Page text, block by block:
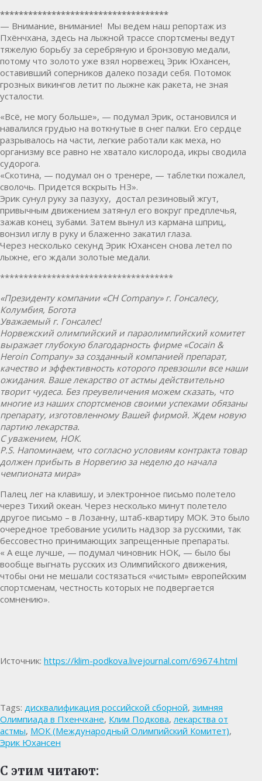
************************************
— Внимание, внимание! Мы ведем наш репортаж из
Пхёнчхана, здесь на лыжной трассе спортсмены ведут
тяжелую борьбу за серебряную и бронзовую медали,
потому что золото уже взял норвежец Эрик Юхансен,
оставивший соперников далеко позади себя. Потомок
грозных викингов летит по лыжне как ракета, не зная
усталости.
«Всё, не могу больше», — подумал Эрик, остановился и
навалился грудью на воткнутые в снег палки. Его сердце
разрывалось на части, легкие работали как меха, но
организму все равно не хватало кислорода, икры сводила
судорога.
«Скотина, — подумал он о тренере, — таблетки пожалел,
сволочь. Придется вскрыть НЗ».
Эрик сунул руку за пазуху, достал резиновый жгут,
привычным движением затянул его вокруг предплечья,
зажав конец зубами. Затем вынул из кармана шприц,
вонзил иглу в руку и блаженно закатил глаза.
Через несколько секунд Эрик Юхансен снова летел по
лыжне, его ждали золотые медали.
*************************************
«Президенту компании «CH Company» г. Гонсалесу,
Колумбия, Богота
Уважаемый г. Гонсалес!
Норвежский олимпийский и параолимпийский комитет
выражает глубокую благодарность фирме «Cocain &
Heroin Company» за созданный компанией препарат,
качество и эффективность которого превзошли все наши
ожидания. Ваше лекарство от астмы действительно
творит чудеса. Без преувеличения можем сказать, что
многие из наших спортсменов своими успехами обязаны
препарату, изготовленному Вашей фирмой. Ждем новую
партию лекарства.
С уважением, НОК.
P.S. Напоминаем, что согласно условиям контракта товар
должен прибыть в Норвегию за неделю до начала
чемпионата мира»
Палец лег на клавишу, и электронное письмо полетело
через Тихий океан. Через несколько минут полетело
другое письмо – в Лозанну, штаб-квартиру МОК. Это было
очередное требование усилить надзор за русскими, так
бессовестно принимающих запрещенные препараты.
« А еще лучше, — подумал чиновник НОК, — было бы
вообще выгнать русских из Олимпийского движения,
чтобы они не мешали состязаться «чистым» европейским
спортсменам, честность которых не подвергается
сомнению».
Источник: https://klim-podkova.livejournal.com/69674.html
Tags: дисквалификация российской сборной, зимняя
Олимпиада в Пхенчхане, Клим Подкова, лекарства от
астмы, МОК (Международный Олимпийский Комитет),
Эрик Юхансен
С этим читают: